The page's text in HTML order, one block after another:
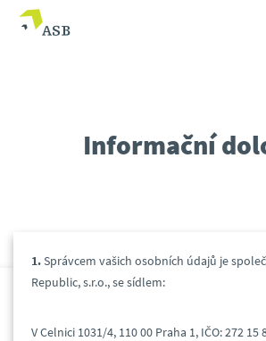
Informační
1.Správcem vašich osobních údajů je
Republic, s.r.o., se sídlem:
V Celnici 1031/4, 110 00 Praha 1, IČO: 272 15